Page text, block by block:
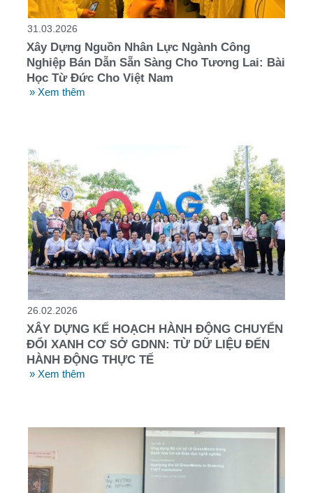
31.03.2026
Xây Dựng Nguồn Nhân Lực Ngành Công
Nghiệp Bán Dẫn Sẵn Sàng Cho Tương Lai: Bài
Học Từ Đức Cho Việt Nam
» Xem thêm
26.02.2026
XÂY DỰNG KẾ HOẠCH HÀNH ĐỘNG CHUYỂN
ĐỔI XANH CƠ SỞ GDNN: TỪ DỮ LIỆU ĐẾN
HÀNH ĐỘNG THỰC TẾ
» Xem thêm